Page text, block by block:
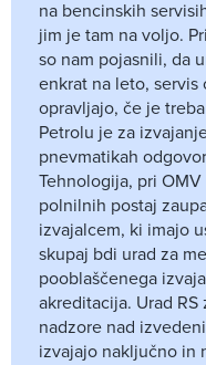
na bencinskih
jim je tam na voljo.
so nam pojasnili, da
enkrat na leto,
opravljajo, če je
Petrolu je za
pnevmatikah
Tehnologija, pri
polnilnih postaj
izvajalcem, ki imajo
skupaj bdi urad za
pooblaščenega
akreditacija. Urad
nadzore nad
izvajajo naključno in